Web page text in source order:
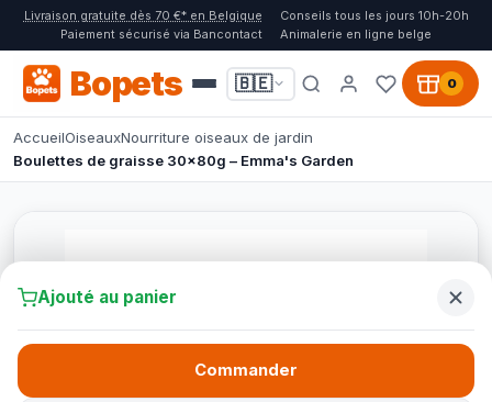
Livraison gratuite dès 70 €* en Belgique
Conseils tous les jours 10h-20h
Paiement sécurisé via Bancontact
Animalerie en ligne belge
Bopets 🇧🇪 0
AccueilOiseauxNourriture oiseaux de jardin
Boulettes de graisse 30x80g – Emma's Garden
Ajouté au panier
Commander